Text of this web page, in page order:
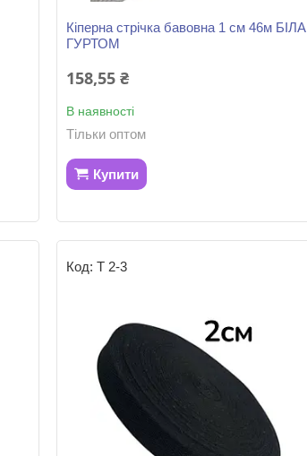
Кіперна стрічка бавовна 1 см 46м БІЛА
ГУРТОМ
158,55 ₴
В наявності
Тільки оптом
Купити
Т 2-3